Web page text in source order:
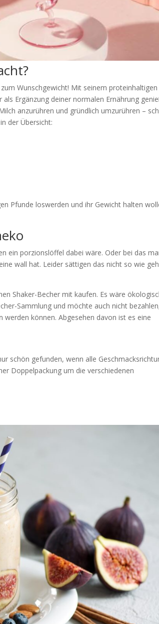
Wunschgewicht! Mit seinem proteinhaltigen
Ergänzung deiner normalen Ernährung
anzurühren und gründlich umzurühren –
der Übersicht:
Pfunde loswerden und ihr Gewicht halten
ein porzionslöffel dabei wäre. Oder bei das
wall hat. Leider sättigen das nicht so wie
Shaker-Becher mit kaufen. Es wäre
Sammlung und möchte auch nicht
können. Abgesehen davon ist es eine
schön gefunden, wenn alle
Doppelpackung um die verschiedenen